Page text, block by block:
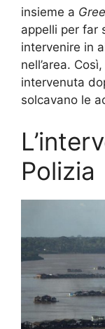
insieme a
appelli per far
intervenire in
nell’area. Così,
intervenuta
solcavano le
Polizia